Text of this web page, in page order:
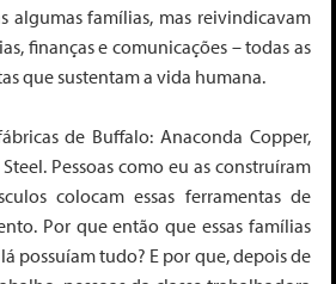
algumas famílias, mas reivindicavam
finanças e comunicações – todas as
que sustentam a vida humana.
de Buffalo: Anaconda Copper,
Pessoas como eu as construíram
colocam essas ferramentas de
Por que então que essas famílias
possuíam tudo? E por que, depois de